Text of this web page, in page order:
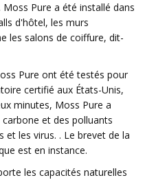
Pure a été installé dans
d'hôtel, les murs
les salons de coiffure, dit-
Pure ont été testés pour
certifié aux États-Unis,
minutes, Moss Pure a
et des polluants
et les virus. . Le brevet de la
est en instance.
les capacités naturelles